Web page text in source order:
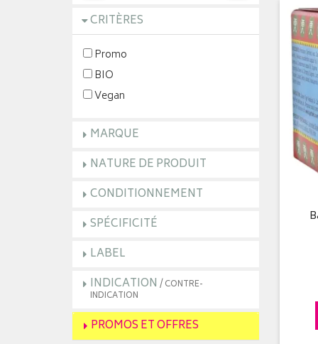
CRITÈRES
Promo
BIO
Vegan
MARQUE
NATURE DE PRODUIT
CONDITIONNEMENT
SPÉCIFICITÉ
LABEL
INDICATION / CONTRE-
INDICATION
PROMOS ET OFFRES